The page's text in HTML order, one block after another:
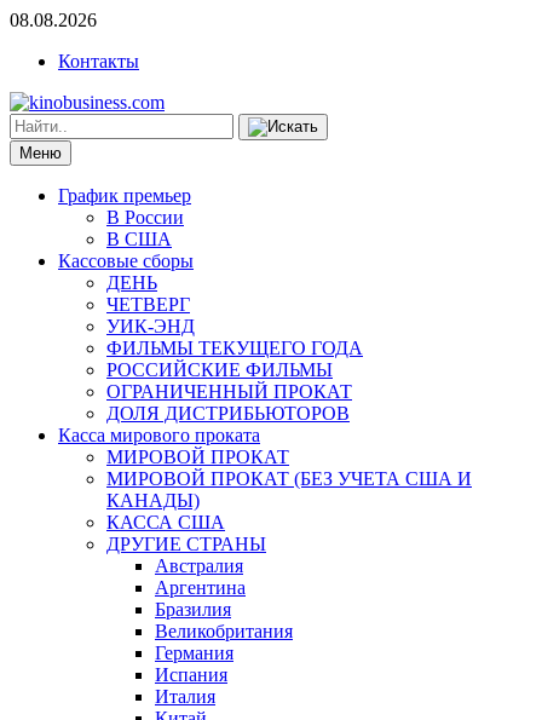
08.08.2026
Контакты
Меню
График премьер
В России
В США
Кассовые сборы
ДЕНЬ
ЧЕТВЕРГ
УИК-ЭНД
ФИЛЬМЫ ТЕКУЩЕГО ГОДА
РОССИЙСКИЕ ФИЛЬМЫ
ОГРАНИЧЕННЫЙ ПРОКАТ
ДОЛЯ ДИСТРИБЬЮТОРОВ
Касса мирового проката
МИРОВОЙ ПРОКАТ
МИРОВОЙ ПРОКАТ (БЕЗ УЧЕТА США И
КАНАДЫ)
КАССА США
ДРУГИЕ СТРАНЫ
Австралия
Аргентина
Бразилия
Великобритания
Германия
Испания
Италия